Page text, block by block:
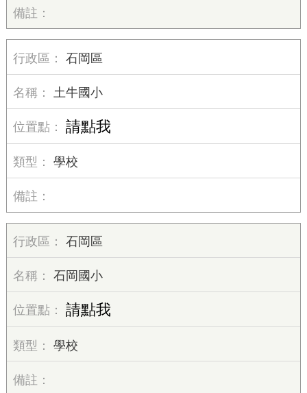
石岡區
土牛國小
請點我
學校
石岡區
石岡國小
請點我
學校